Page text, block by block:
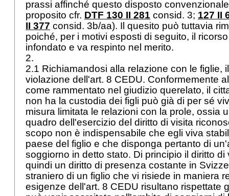
prassi affinché questo disposto
proposito cfr. DTF 130 II 281 consid. 3; 127 II
II 377 consid. 3b/aa). Il quesito può tuttavia
poiché, per i motivi esposti di seguito, il
infondato e va respinto nel merito.
2.
2.1 Richiamandosi alla relazione con le figlie,
violazione dell'art. 8 CEDU. Conformemente
come rammentato nel giudizio querelato, il
non ha la custodia dei figli può già di per sé
misura limitata le relazioni con la prole, ossia
quadro dell'esercizio del diritto di visita
scopo non è indispensabile che egli viva
paese del figlio e che disponga pertanto di
soggiorno in detto stato. Di principio il diritto di
quindi un diritto di presenza costante in
straniero di un figlio che vi risiede in maniera
esigenze dell'art. 8 CEDU risultano rispettate